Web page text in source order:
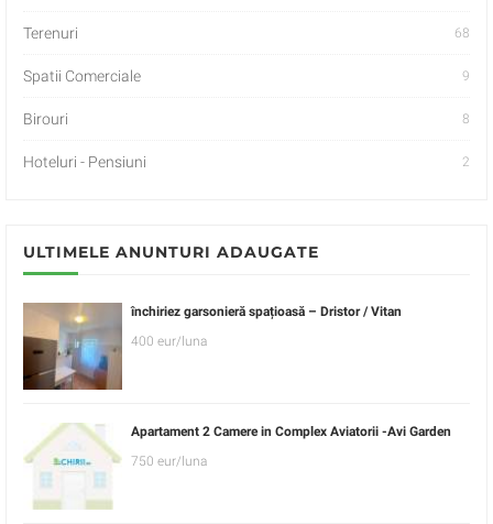
Terenuri 68
Spatii Comerciale 9
Birouri 8
Hoteluri - Pensiuni 2
ULTIMELE ANUNTURI ADAUGATE
închiriez garsonieră spațioasă – Dristor / Vitan
400 eur/luna
Apartament 2 Camere in Complex Aviatorii -Avi Garden
750 eur/luna